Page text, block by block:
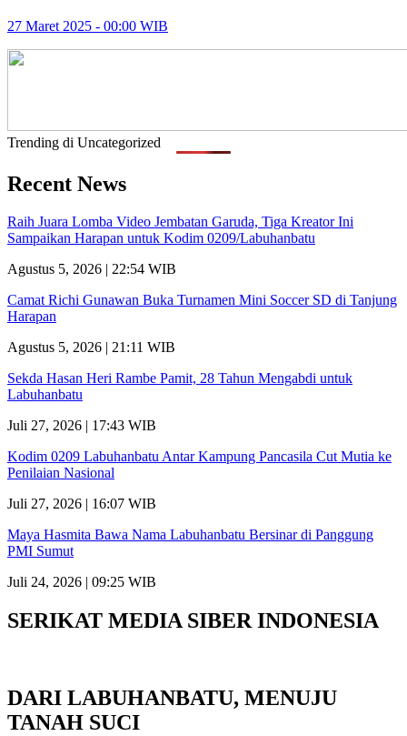
27 Maret 2025 - 00:00 WIB
Trending di Uncategorized
Recent News
Raih Juara Lomba Video Jembatan Garuda, Tiga Kreator Ini
Sampaikan Harapan untuk Kodim 0209/Labuhanbatu
Agustus 5, 2026 | 22:54 WIB
Camat Richi Gunawan Buka Turnamen Mini Soccer SD di Tanjung
Harapan
Agustus 5, 2026 | 21:11 WIB
Sekda Hasan Heri Rambe Pamit, 28 Tahun Mengabdi untuk
Labuhanbatu
Juli 27, 2026 | 17:43 WIB
Kodim 0209 Labuhanbatu Antar Kampung Pancasila Cut Mutia ke
Penilaian Nasional
Juli 27, 2026 | 16:07 WIB
Maya Hasmita Bawa Nama Labuhanbatu Bersinar di Panggung
PMI Sumut
Juli 24, 2026 | 09:25 WIB
SERIKAT MEDIA SIBER INDONESIA
DARI LABUHANBATU, MENUJU
TANAH SUCI